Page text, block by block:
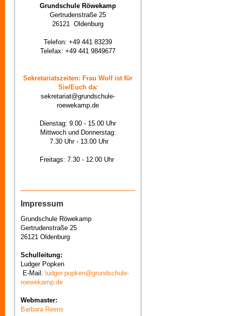
Grundschule Röwekamp
Gertrudenstraße 25
26121 Oldenburg
Telefon: +49 441 83239
Telefax: +49 441 9849677
Sekretariatszeiten: Frau Wolf ist für
Sie/Euch da:
sekretariat@grundschule-
roewekamp.de
Dienstag: 9.00 - 15.00 Uhr
Mittwoch und Donnerstag:
7.30 Uhr - 13.00 Uhr
Freitags: 7.30 - 12.00 Uhr
Impressum
Grundschule Röwekamp
Gertrudenstraße 25
26121 Oldenburg
Schulleitung:
Ludger Popken
E-Mail: ludger.popken@grundschule-
roewekamp.de
Webmaster:
Barbara Reens